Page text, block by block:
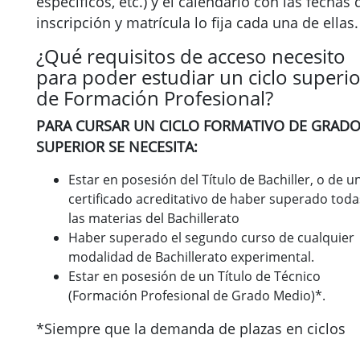
inscripción y matrícula lo fija cada una de ellas.
¿Qué requisitos de acceso necesito
para poder estudiar un ciclo
de Formación Profesional?
PARA CURSAR UN CICLO FORMATIVO DE GRADO
SUPERIOR SE NECESITA:
Estar en posesión del Título de Bachiller, o de
certificado acreditativo de haber superado
las materias del Bachillerato
Haber superado el segundo curso de cualquier
modalidad de Bachillerato experimental.
Estar en posesión de un Título de Técnico
(Formación Profesional de Grado Medio)*.
*Siempre que la demanda de plazas en ciclos